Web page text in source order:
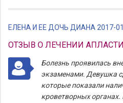
ЕЛЕНА И ЕЕ ДОЧЬ ДИАНА 2017-
ОТЗЫВ О ЛЕЧЕНИИ
Болезнь проявилась
экзаменами. Девушка
которые показали
кроветворных органах.